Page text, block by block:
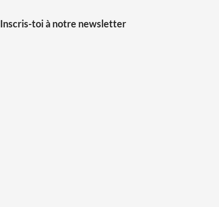
Inscris-toi à notre newsletter